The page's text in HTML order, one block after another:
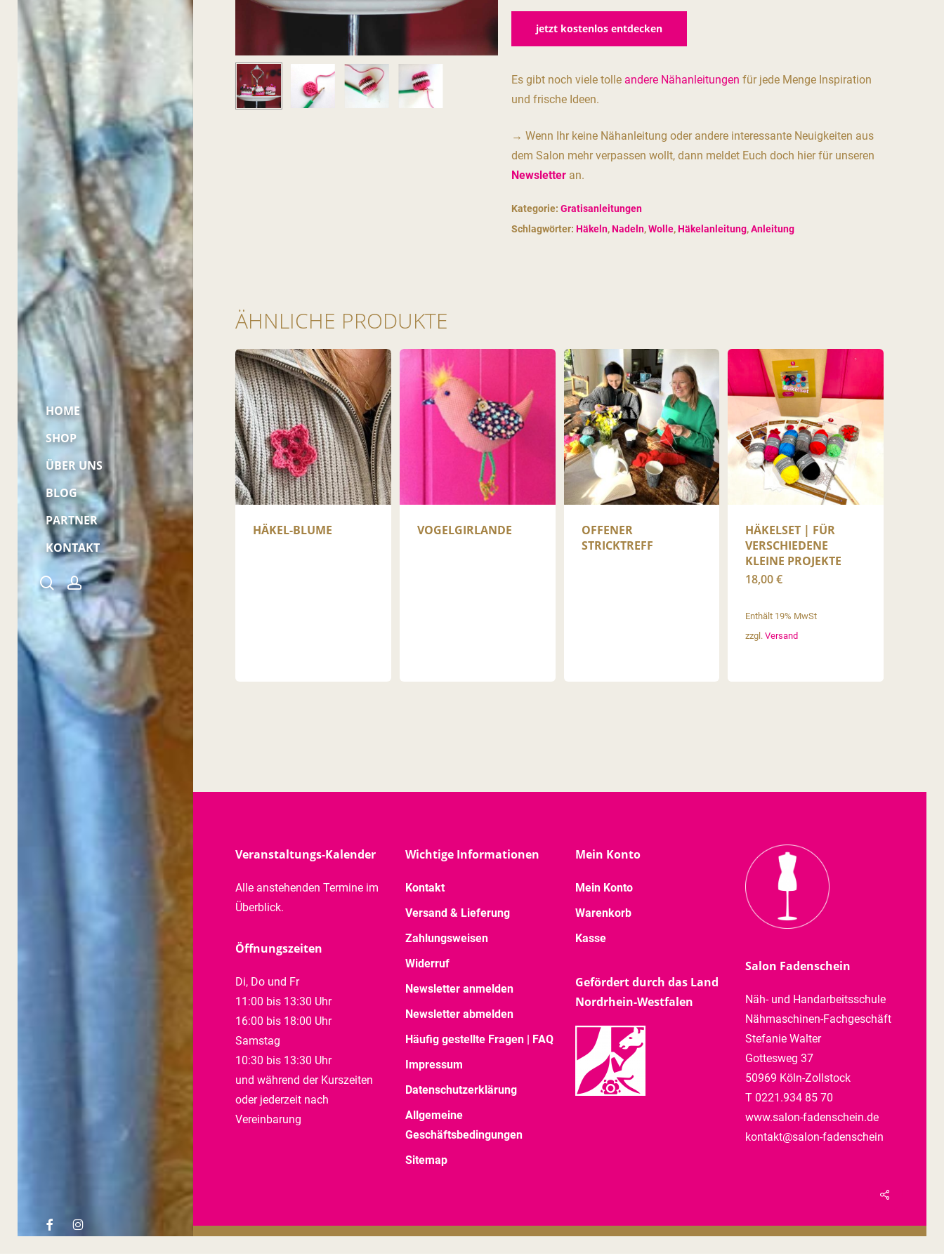
HOME
SHOP
ÜBER UNS
BLOG
PARTNER
KONTAKT
Kontakt
Mein Konto
Sitemap
searchaccount
facebookinstagram
jetzt kostenlos entdecken
Es gibt noch viele tolle andere Nähanleitungen für jede Menge Inspiration
und frische Ideen.
→ Wenn Ihr keine Nähanleitung oder andere interessante Neuigkeiten aus
dem Salon mehr verpassen wollt, dann meldet Euch doch hier für unseren
Newsletteran.
Kategorie: Gratisanleitungen
Schlagwörter: Häkeln,Nadeln,Wolle,Häkelanleitung,Anleitung
ÄHNLICHE PRODUKTE
HÄKEL-BLUME VOGEL­GIRLANDE
OFFENER
STRICKTREFF
HÄKELSET | FÜR
VERSCHIEDENE
KLEINE PROJEKTE
18,00€
Enthält 19% MwSt
zzgl.Versand
Share
Veranstaltungs-Kalender
Alle anstehenden Termine im
Überblick.
Öffnungszeiten
Di, Do und Fr
11:00 bis 13:30 Uhr
16:00 bis 18:00 Uhr
Samstag
10:30 bis 13:30 Uhr
und während der Kurszeiten
oder jederzeit nach
Vereinbarung
Wichtige Informationen
Kontakt
Versand & Lieferung
Zahlungsweisen
Widerruf
Newsletter anmelden
Newsletter abmelden
Häufig gestellte Fragen | FAQ
Impressum
Datenschutzerklärung
Allgemeine
Geschäftsbedingungen
Sitemap
Mein Konto
Mein Konto
Warenkorb
Kasse
Gefördert durch das Land
Nordrhein-Westfalen
Salon Fadenschein
Näh- und Handarbeitsschule
Nähmaschinen-Fachgeschäft
Stefanie Walter
Gottesweg 37
50969 Köln-Zollstock
T 0221.934 85 70
www.salon-fadenschein.de
kontakt@salon-fadenschein